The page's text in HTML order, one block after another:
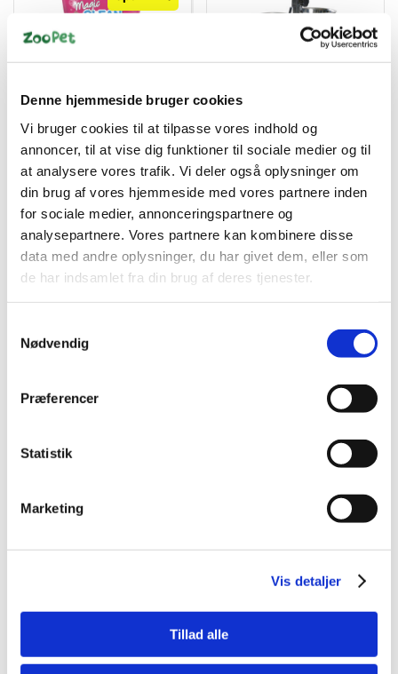
Denne hjemmeside bruger cookies
Vi bruger cookies til at tilpasse vores indhold og
annoncer, til at vise dig funktioner til sociale medier og til
at analysere vores trafik. Vi deler også oplysninger om
din brug af vores hjemmeside med vores partnere inden
for sociale medier, annonceringspartnere og
analysepartnere. Vores partnere kan kombinere disse
data med andre oplysninger, du har givet dem, eller som
de har indsamlet fra din brug af deres tjenester.
Nødvendig
Præferencer
Statistik
Marketing
Vis detaljer
Tillad alle
4008239308740
Vitakraft magic clean
lavendel 5l.
Standard salgspris DKK
DKK 69,00
DKK 55,20 ekskl. moms
Køb nu
På lager
Stander incl.skåle 2x4,7l
just
DKK 399,95
DKK 319,96 ekskl. moms
Køb nu
På lager